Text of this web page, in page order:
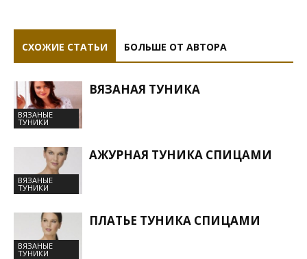
СХОЖИЕ СТАТЬИ БОЛЬШЕ ОТ АВТОРА
ВЯЗАНЫЕ
ТУНИКИ
ВЯЗАНАЯ ТУНИКА
ВЯЗАНЫЕ
ТУНИКИ
АЖУРНАЯ ТУНИКА СПИЦАМИ
ВЯЗАНЫЕ
ТУНИКИ
ПЛАТЬЕ ТУНИКА СПИЦАМИ